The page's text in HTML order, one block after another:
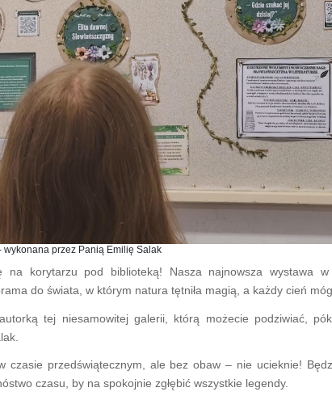
przez Panią Emilię Salak
na korytarzu pod biblioteką! Nasza najnowsza wystawa
do świata, w którym natura tętniła magią, a każdy cień
tej niesamowitej galerii, którą możecie podziwiać,
czasie przedświątecznym, ale bez obaw – nie ucieknie!
czasu, by na spokojnie zgłębić wszystkie legendy.